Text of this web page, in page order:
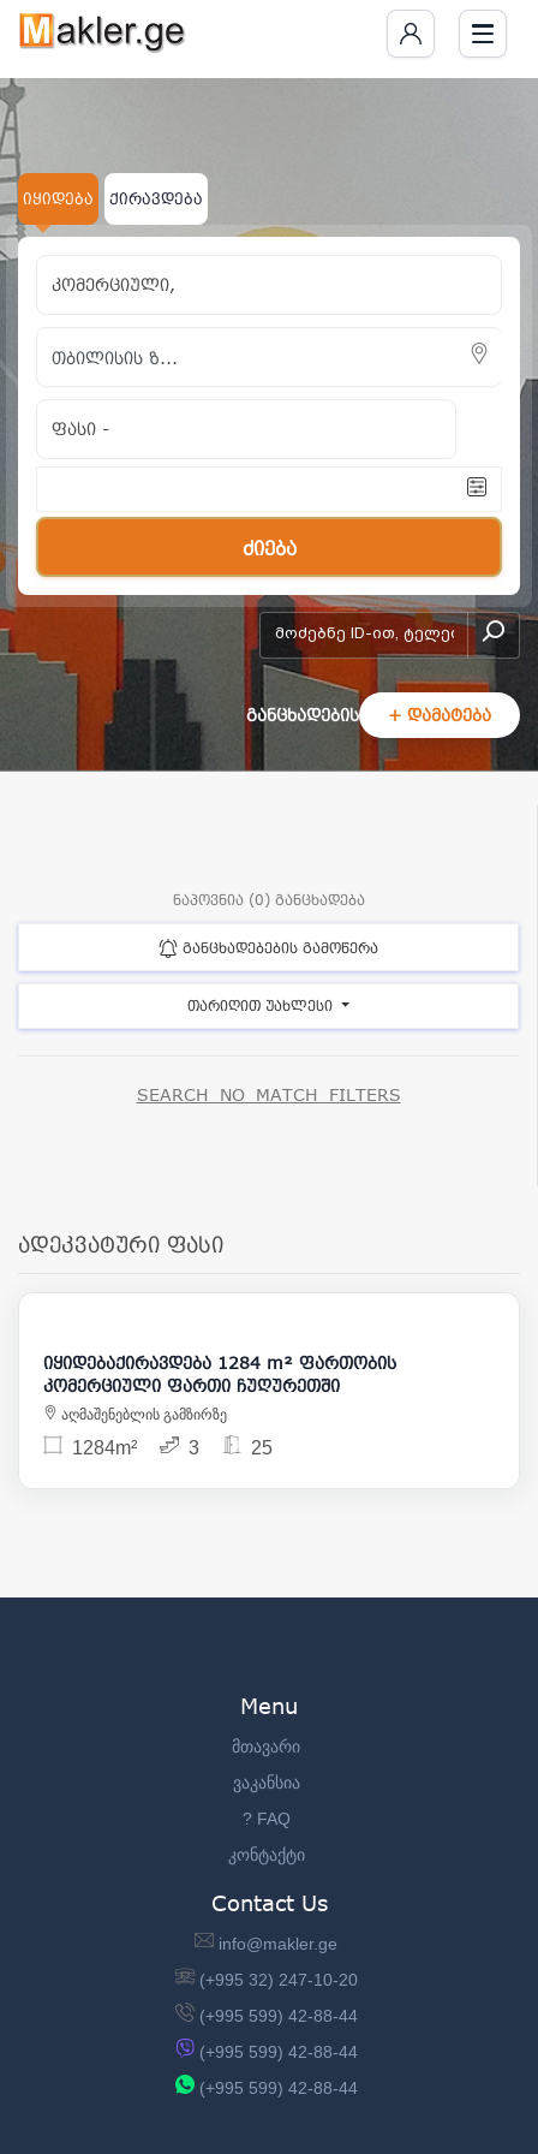
იყიდება ქირავდება
კომერციული,
ფასი -
ძიება
add-form
განცხადების + დამატება
ნაპოვნია (0) განცხადება
განცხადებების გამოწერა
თარიღით უახლესი
SEARCH_NO_MATCH_FILTERS
ადეკვატური ფასი
5 000 000
იყიდებაქირავდება 1284 m² ფართობის
კომერციული ფართი ჩუღურეთში
აღმაშენებლის გამზირზე
1284m² 3 25
Menu
მთავარი
ვაკანსია
? FAQ
კონტაქტი
Contact Us
info@makler.ge
(+995 32) 247-10-20
(+995 599) 42-88-44
(+995 599) 42-88-44
(+995 599) 42-88-44